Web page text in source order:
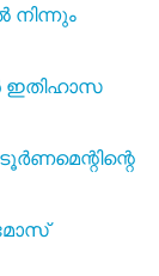
ഇതിഹാസ